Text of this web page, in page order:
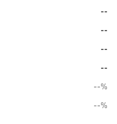
--
--
--
--
--%
--%